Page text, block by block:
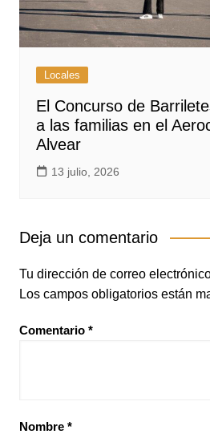
Locales
El Concurso de
a las familias en el
Alvear
13 julio, 2026
Deja un comentario
Tu dirección de correo
Los campos obligatorios están
Comentario *
Nombre *